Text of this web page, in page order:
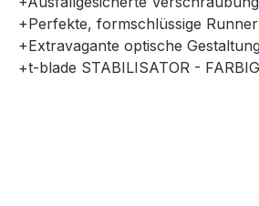
+Perfekte, formschlüssige
+Extravagante optische
+t-blade STABILISATOR -